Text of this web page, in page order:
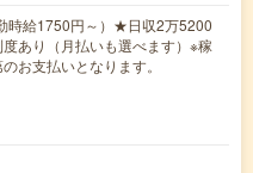
時給1750円～）★日収2万5200
あり（月払いも選べます）※稼
お支払いとなります。